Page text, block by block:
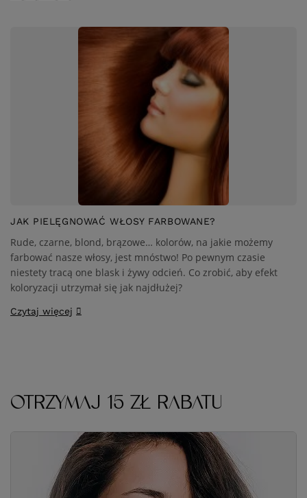
JAK PIELĘGNOWAĆ WŁOSY FARBOWANE?
Rude, czarne, blond, brązowe… kolorów, na jakie możemy
farbować nasze włosy, jest mnóstwo! Po pewnym czasie
niestety tracą one blask i żywy odcień. Co zrobić, aby efekt
koloryzacji utrzymał się jak najdłużej?
Czytaj więcej
OTRZYMAJ 15 ZŁ RABATU